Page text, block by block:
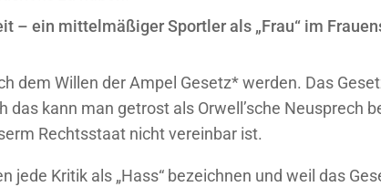
– ein mittelmäßiger Sportler als „Frau“ im
dem Willen der Ampel Gesetz* werden. Das
das kann man getrost als Orwell’sche Neusprech
Rechtsstaat nicht vereinbar ist.
jede Kritik als „Hass“ bezeichnen und weil das